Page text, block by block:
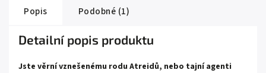
Popis Podobné (1)
Detailní popis produktu
Jste věrní vznešenému rodu Atreidů, nebo tajní agenti